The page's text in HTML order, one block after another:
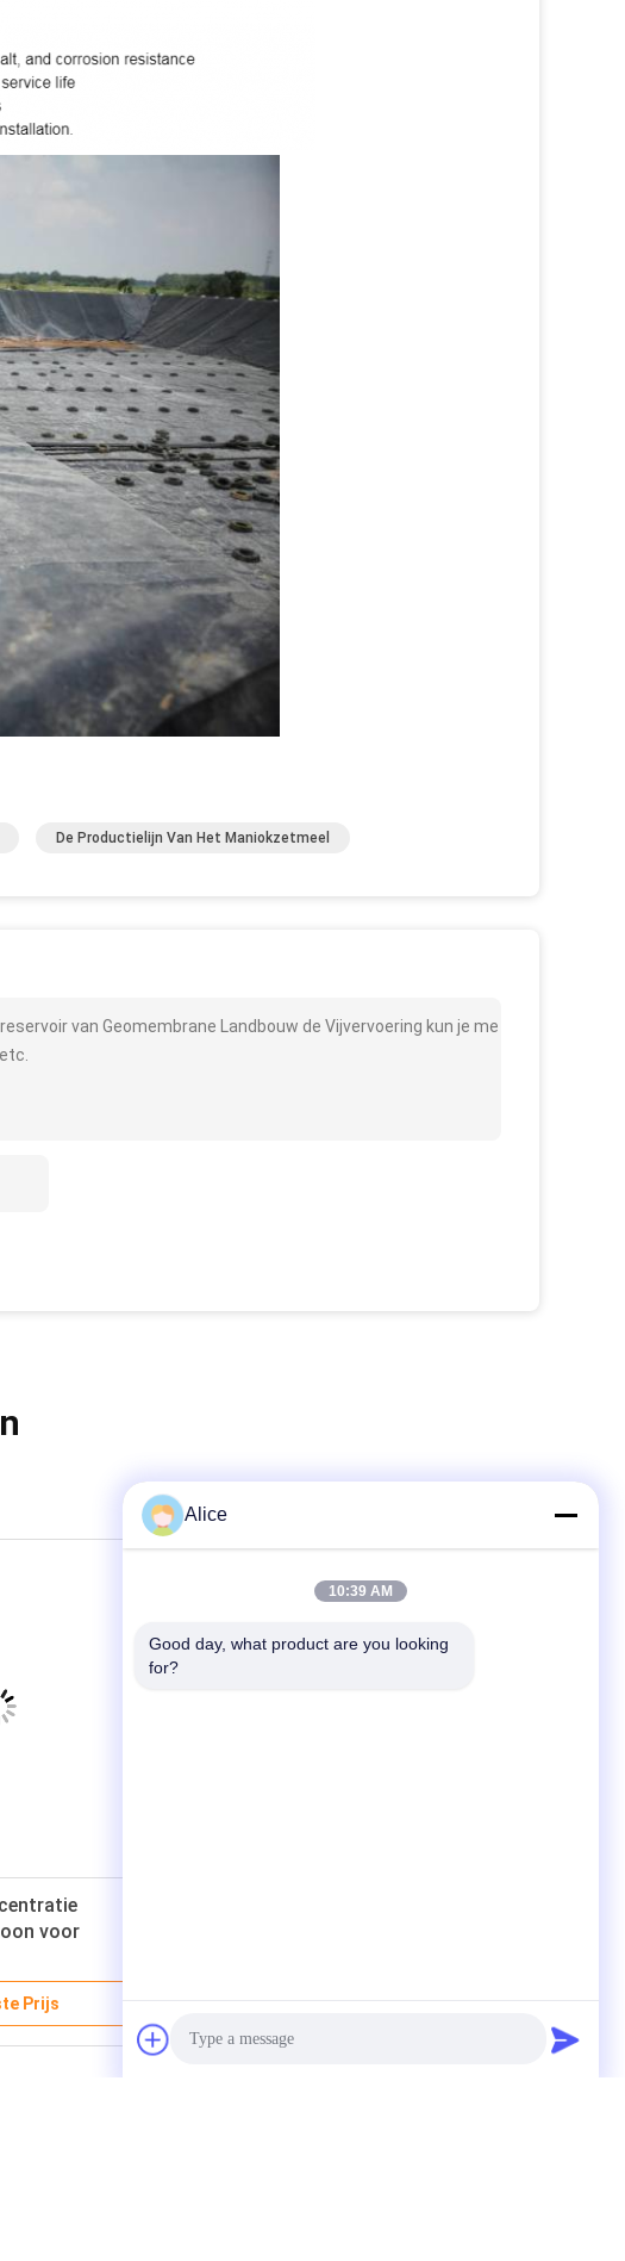
De Productielijn Van Het Maniokzetmeel
van Geomembrane Landbouw de Vijvervoering kun je me
voor
ontwatering
Prijs
Alice
10:39 AM
Good day, what product are you looking
for?